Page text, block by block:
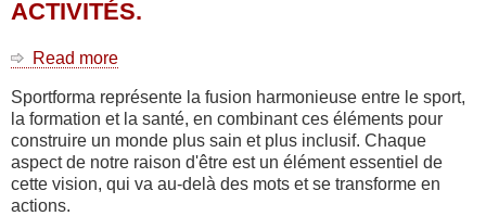
ACTIVITÉS.
Read more
-
OBJECTIFS
et
ACTIVITÉS.
Sportforma représente la fusion harmonieuse entre le sport,
la formation et la santé, en combinant ces éléments pour
construire un monde plus sain et plus inclusif. Chaque
aspect de notre raison d'être est un élément essentiel de
cette vision, qui va au-delà des mots et se transforme en
actions.